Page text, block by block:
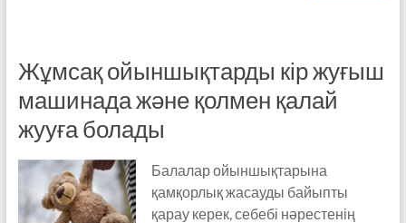
Жұмсақ ойыншықтарды кір жуғыш
машинада және қолмен қалай
жууға болады
Балалар ойыншықтарына
қамқорлық жасауды байыпты
қарау керек, себебі нәрестенің